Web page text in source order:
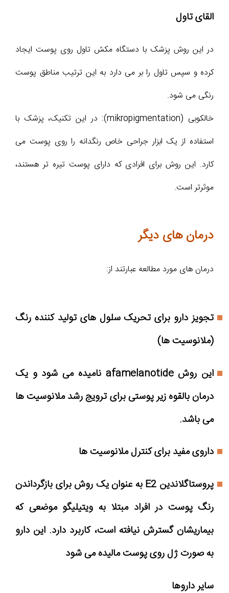
القای تاول
در این روش پزشک با دستگاه مکش تاول روی پوست ایجاد
کرده و سپس تاول را بر می دارد به این ترتیب مناطق پوست
رنگی می شود.
خالکوبی (mikropigmentation): در این تکنیک، پزشک با
استفاده از یک ابزار جراحی خاص رنگدانه را روی پوست می
کارد. این روش برای افرادی که دارای پوست تیره تر هستند،
موثرتر است.
درمان های دیگر
درمان های مورد مطالعه عبارتند از:
تجویز دارو برای تحریک سلول های تولید کننده رنگ
(ملانوسیت ها)
این روش afamelanotide نامیده می شود و یک
درمان بالقوه زیر پوستی برای ترویج رشد ملانوسیت ها
می باشد.
داروی مفید برای کنترل ملانوسیت ها
پروستاگلاندین E2 به عنوان یک روش برای بازگرداندن
رنگ پوست در افراد مبتلا به ویتیلیگو موضعی که
بیماریشان گسترش نیافته است، کاربرد دارد. این دارو
به صورت ژل روی پوست مالیده می شود
سایر داروها